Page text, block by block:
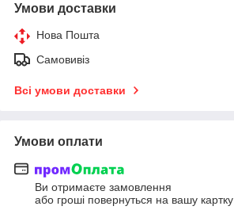
Умови доставки
Нова Пошта
Самовивіз
Всі умови доставки
Умови оплати
Ви отримаєте замовлення
або гроші повернуться на вашу картку